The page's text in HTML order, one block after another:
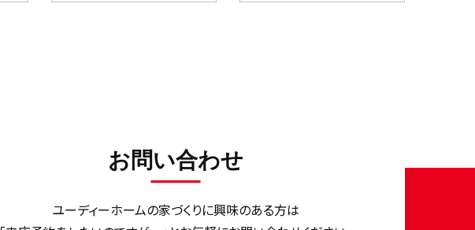
お問い合わせ
ユーディーホームの家づくりに興味のある⽅は